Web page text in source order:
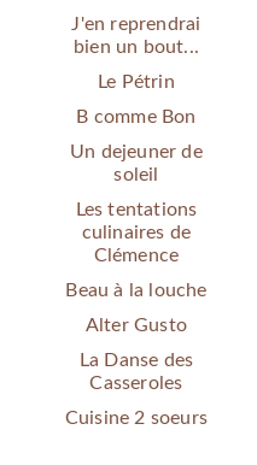
J'en reprendrai
bien un bout...
Le Pétrin
B comme Bon
Un dejeuner de
soleil
Les tentations
culinaires de
Clémence
Beau à la louche
Alter Gusto
La Danse des
Casseroles
Cuisine 2 soeurs